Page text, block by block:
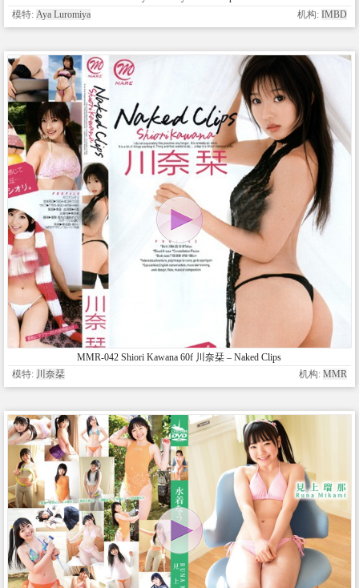
模特: Aya Luromiya 机构: IMBD
MMR-042 Shiori Kawana 60f 川奈栞 – Naked Clips
模特: 川奈栞 机构: MMR